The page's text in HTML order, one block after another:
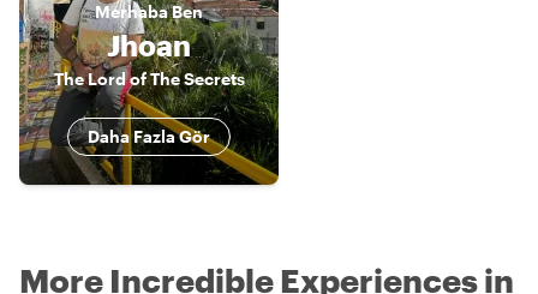
MerhabaBen
Jhoan
The Lord of The Secrets
Daha Fazla Gör
More Incredible Experiences in